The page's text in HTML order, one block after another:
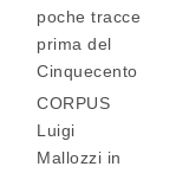
poche tracce
prima del
Cinquecento
CORPUS
Luigi
Mallozzi in